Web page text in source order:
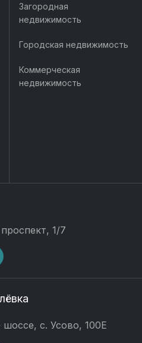
Загородная
недвижимость
Городская недвижимость
Коммерческая
недвижимость
1/7
с. Усово, 100Е